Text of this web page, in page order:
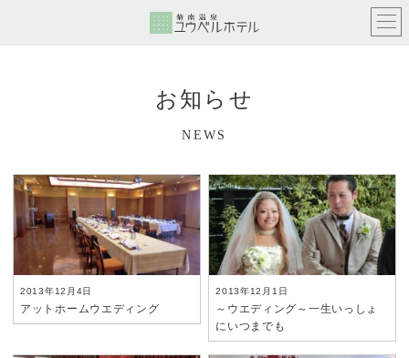
お知らせ
NEWS
2013年12月4日
アットホームウエディング
2013年12月1日
～ウエディング～一生いっしょ
にいつまでも